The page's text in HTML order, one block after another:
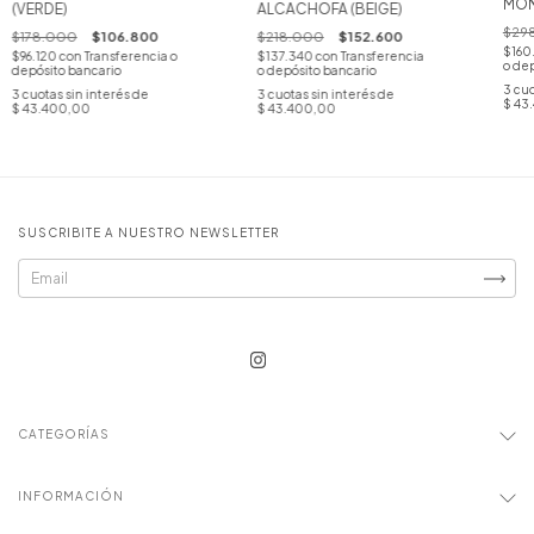
(VERDE)
$178.000 $106.800
$96.120con Transferencia o
depósito bancario
3cuotas sin interés de
$ 43.400,00
ALCACHOFA (BEIGE)
$218.000 $152.600
$137.340con Transferencia
o depósito bancario
3cuotas sin interés de
$ 43.400,00
o
3
$
SUSCRIBITE A NUESTRO NEWSLETTER
CATEGORÍAS
INFORMACIÓN